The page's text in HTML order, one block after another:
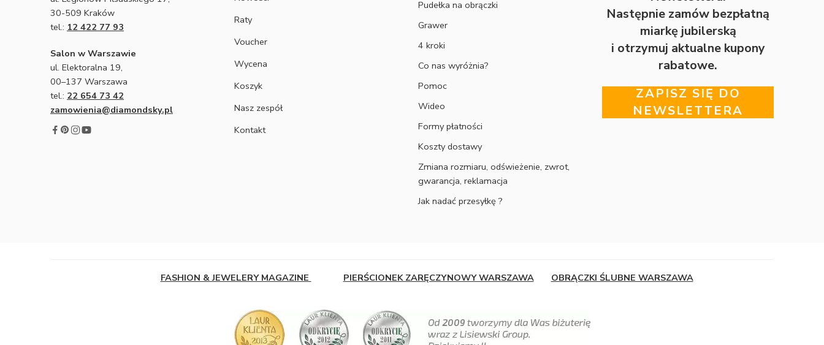
30-509 Kraków
tel.: 12 422 77 93
Salon w Warszawie
ul. Elektoralna 19,
00–137 Warszawa
tel.: 22 654 73 42
zamowienia@diamondsky.pl
Raty
Voucher
Wycena
Koszyk
Nasz zespół
Kontakt
Pudełka na obrączki
Grawer
4 kroki
Co nas wyróżnia?
Pomoc
Wideo
Formy płatności
Koszty dostawy
Zmiana rozmiaru, odświeżenie, zwrot,
gwarancja, reklamacja
Jak nadać przesyłkę ?
Następnie zamów bezpłatną
miarkę jubilerską
i otrzymuj aktualne kupony
rabatowe.
ZAPISZ SIĘ DO
NEWSLETTERA
FASHION & JEWELERY MAGAZINE PIERŚCIONEK ZARĘCZYNOWY WARSZAWA OBRĄCZKI ŚLUBNE WARSZAWA